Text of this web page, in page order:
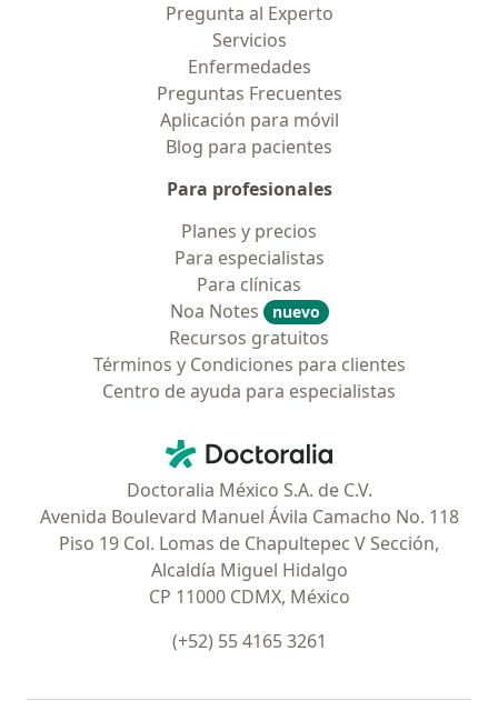
Pregunta al Experto
Servicios
Enfermedades
Preguntas Frecuentes
Aplicación para móvil
Blog para pacientes
Para profesionales
Planes y precios
Para especialistas
Para clínicas
Noa Notes
nuevo
Recursos gratuitos
Términos y Condiciones para clientes
Centro de ayuda para especialistas
Doctoralia - Página de inicio
Doctoralia México S.A. de C.V.
Avenida Boulevard Manuel Ávila Camacho No. 118
Piso 19 Col. Lomas de Chapultepec V Sección,
Alcaldía Miguel Hidalgo
CP 11000 CDMX, México
(+52) 55 4165 3261